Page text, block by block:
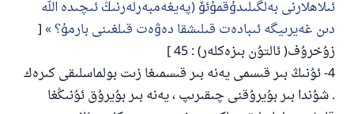
ﺋﯩﻼﻫﻼﺭﻧﻰ ﺑﻪﻟﮕﯩﻠﯩﺪﯗﻗﻤﯘﺋﯚ (ﭘﻪﻳﻐﻪﻣﺒﻪﺭﻟﻪﺭﻧﯩﯔ ﺋﯩﭽﯩﺪﻩ ﺍﻟﻠﻪ
ﺩﯨﻦ ﻏﻪﻳﺮﯨﻴﮕﻪ ﺋﯩﺒﺎﺩﻩﺕ ﻗﯩﻠﯩﺸﻘﺎ ﺩﻩﯞﻩﺕ ﻗﯩﻠﻐﯩﻨﻰ ﺑﺎﺭﻣﯘ؟ [
زۇخرۇف( ئالتۇن بىزەكلەر) : 45 ]
4- ئۇنىڭ بىر قىسمى يەنە بىر قىسمىغا زىت بولماسلىقى كىرەك
. شۇندا بىر بۇيرۇقنى چىقىرىپ ، يەنە بىر بۇيرۇق ئۇنىڭغا